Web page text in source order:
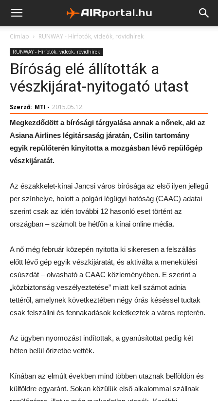
Címlap RUNWAY - Hírfotók, videók, rövidhírek
RUNWAY - Hírfotók, videók, rövidhírek
Bíróság elé állították a
vészkijárat-nyitogató utast
Szerző: MTI - 2015.05.12.
Megkezdődött a bírósági tárgyalása annak a nőnek, aki az
Asiana Airlines légitársaság járatán, Csilin tartomány
egyik repülőterén kinyitotta a mozgásban lévő repülőgép
vészkijáratát.
Az északkelet-kínai Jancsi város bírósága az első ilyen jellegű
per színhelye, holott a polgári légügyi hatóság (CAAC) adatai
szerint csak az idén további 12 hasonló eset történt az
országban – számolt be hétfőn a kínai online média.
A nő még február közepén nyitotta ki sikeresen a felszállás
előtt lévő gép egyik vészkijáratát, és aktiválta a menekülési
csúszdát – olvasható a CAAC közleményében. E szerint a
„közbiztonság veszélyeztetése” miatt kell számot adnia
tettéről, amelynek következtében négy órás késéssel tudtak
csak felszállni és fennakadások keletkeztek a város repterén.
Az ügyben nyomozást indítottak, a gyanúsítottat pedig két
héten belül őrizetbe vették.
Kínában az elmúlt években mind többen utaznak belföldön és
külföldre egyaránt. Sokan közülük első alkalommal szállnak